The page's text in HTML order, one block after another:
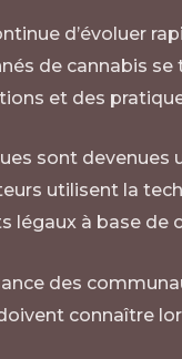
d’évoluer
de cannabis
et des
sont devenues
utilisent la
légaux à base de
des
connaître